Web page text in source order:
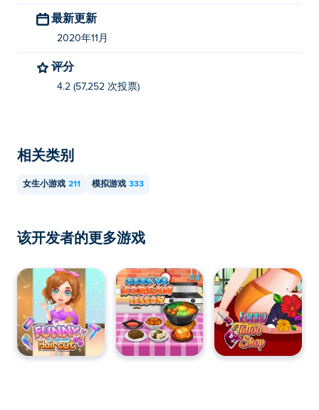
最新更新
2020年11月
评分
4.2 (57,252 次投票)
相关类别
女生小游戏 211 模拟游戏 333
该开发者的更多游戏